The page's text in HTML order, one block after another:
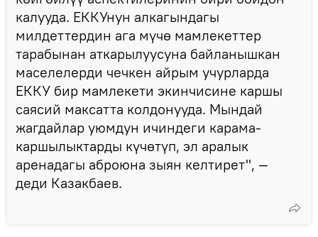
калууда. ЕККУнун алкагындагы
милдеттердин ага мүчө мамлекеттер
тарабынан аткарылуусуна байланышкан
маселелерди чечкен айрым учурларда
ЕККУ бир мамлекети экинчисине каршы
саясий максатта колдонууда. Мындай
жагдайлар уюмдун ичиндеги карама-
каршылыктарды күчөтүп, эл аралык
аренадагы аброюна зыян келтирет", —
деди Казакбаев.